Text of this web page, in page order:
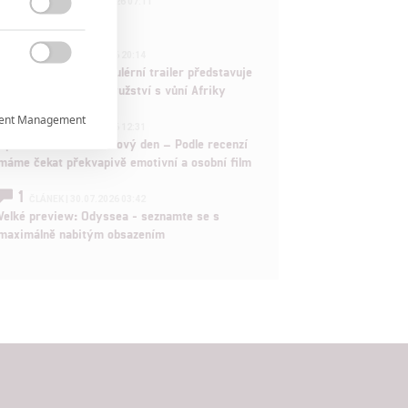
拆彈專家
ČLÁNEK | 30.07.2026 20:14
Děti krve a kostí: Regulérní trailer představuje
akční fantasy dobrodružství s vůní Afriky
1ČLÁNEK | 30.07.2026 12:31
Spider-Man: Zbrusu nový den – Podle recenzí
čekat překvapivě emotivní a osobní film
1
preview: Odyssea - seznamte se s
nabitým obsazením



Management